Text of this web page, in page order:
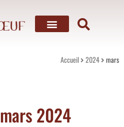
Accueil 2024 mars
mars 2024